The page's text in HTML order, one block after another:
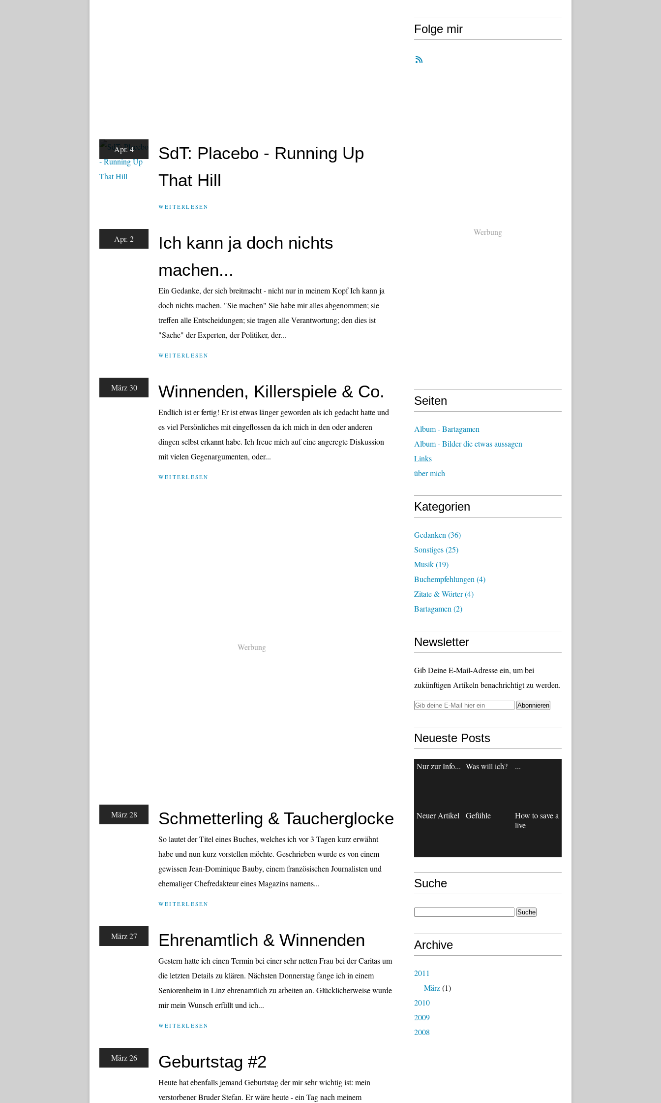
Apr. 4
SdT: Placebo - Running Up
That Hill
WEITERLESEN
Apr. 2
Ich kann ja doch nichts
machen...
Ein Gedanke, der sich breitmacht - nicht nur in meinem Kopf Ich kann ja
doch nichts machen. "Sie machen" Sie habe mir alles abgenommen; sie
treffen alle Entscheidungen; sie tragen alle Verantwortung; den dies ist
"Sache" der Experten, der Politiker, der...
WEITERLESEN
März 30 Winnenden, Killerspiele & Co.
Endlich ist er fertig! Er ist etwas länger geworden als ich gedacht hatte und
es viel Persönliches mit eingeflossen da ich mich in den oder anderen
dingen selbst erkannt habe. Ich freue mich auf eine angeregte Diskussion
mit vielen Gegenargumenten, oder...
WEITERLESEN
Werbung
März 28 Schmetterling & Taucherglocke
So lautet der Titel eines Buches, welches ich vor 3 Tagen kurz erwähnt
habe und nun kurz vorstellen möchte. Geschrieben wurde es von einem
gewissen Jean-Dominique Bauby, einem französischen Journalisten und
ehemaliger Chefredakteur eines Magazins namens...
WEITERLESEN
März 27 Ehrenamtlich & Winnenden
Gestern hatte ich einen Termin bei einer sehr netten Frau bei der Caritas um
die letzten Details zu klären. Nächsten Donnerstag fange ich in einem
Seniorenheim in Linz ehrenamtlich zu arbeiten an. Glücklicherweise wurde
mir mein Wunsch erfüllt und ich...
WEITERLESEN
März 26 Geburtstag #2
Heute hat ebenfalls jemand Geburtstag der mir sehr wichtig ist: mein
verstorbener Bruder Stefan. Er wäre heute - ein Tag nach meinem
Folge mir
Werbung
Seiten
Album - Bartagamen
Album - Bilder die etwas aussagen
Links
über mich
Kategorien
Gedanken (36)
Sonstiges(25)
Musik(19)
Buchempfehlungen (4)
Zitate & Wörter(4)
Bartagamen (2)
Newsletter
Gib Deine E-Mail-Adresse ein, um bei
zukünftigen Artikeln benachrichtigt zu werden.
Neueste Posts
Nur zur Info... Was will ich? ...
Neuer Artikel Gefühle
How to save a
live
Suche
Archive
2011
März(1)
2010
2009
2008